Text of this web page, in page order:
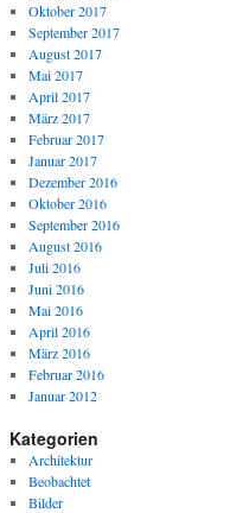
Oktober 2017
September 2017
August 2017
Mai 2017
April 2017
März 2017
Februar 2017
Januar 2017
Dezember 2016
Oktober 2016
September 2016
August 2016
Juli 2016
Juni 2016
Mai 2016
April 2016
März 2016
Februar 2016
Januar 2012
Kategorien
Architektur
Beobachtet
Bilder